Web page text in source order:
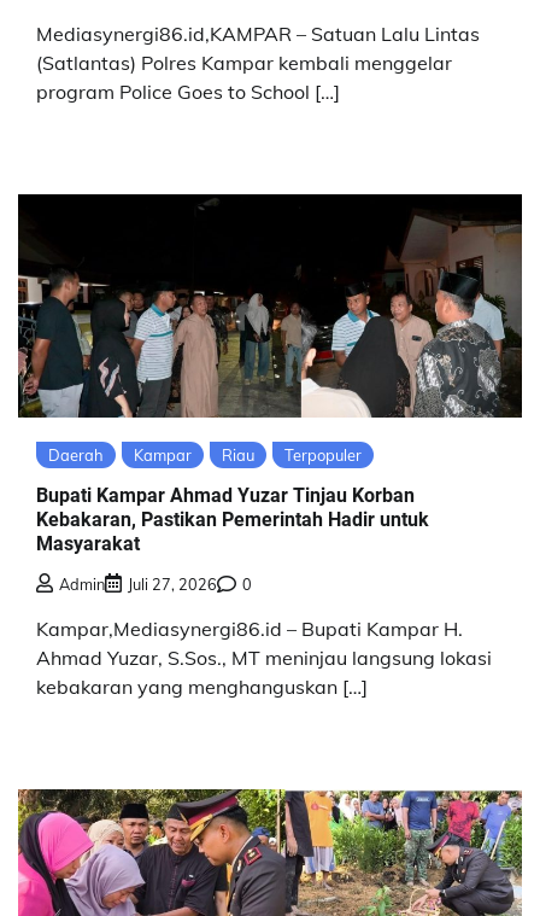
Mediasynergi86.id,KAMPAR – Satuan Lalu Lintas
(Satlantas) Polres Kampar kembali menggelar
program Police Goes to School […]
Daerah Kampar Riau Terpopuler
Bupati Kampar Ahmad Yuzar Tinjau Korban
Kebakaran, Pastikan Pemerintah Hadir untuk
Masyarakat
Admin Juli 27, 2026 0
Kampar,Mediasynergi86.id – Bupati Kampar H.
Ahmad Yuzar, S.Sos., MT meninjau langsung lokasi
kebakaran yang menghanguskan […]